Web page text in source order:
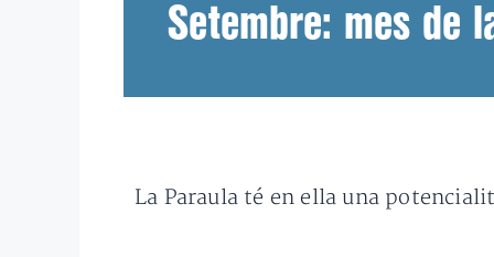
Setembre: mes de
La Paraula té en ella una